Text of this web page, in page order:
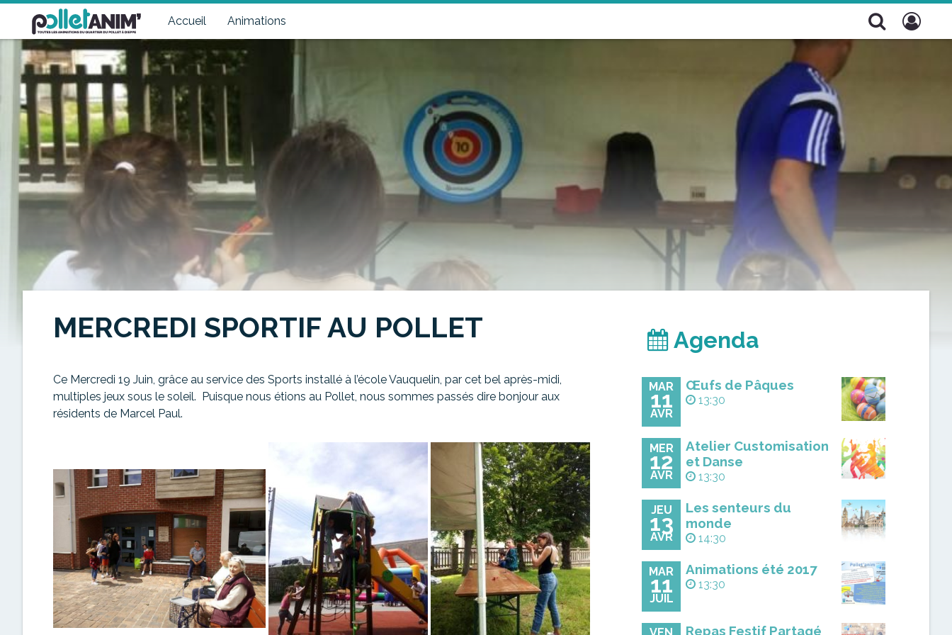
Accueil Animations
Pollet Anim'
Toutes les animations du quartier du Pollet à Dieppe
MERCREDI SPORTIF AU POLLET
Ce Mercredi 19 Juin, grâce au service des Sports installé à l’école Vauquelin, par cet bel après-midi,
multiples jeux sous le soleil. Puisque nous étions au Pollet, nous sommes passés dire bonjour aux
résidents de Marcel Paul.
Agenda
MAR
11
AVR
Œufs de Pâques
13:30
MER
12
AVR
Atelier Customisation
et Danse
13:30
JEU
13
AVR
Les senteurs du
monde
14:30
MAR
11
JUIL
Animations été 2017
13:30
Repas Festif Partagé